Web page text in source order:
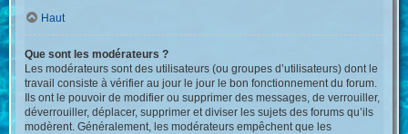
Haut
Que sont les modérateurs ?
Les modérateurs sont des utilisateurs (ou groupes d’utilisateurs) dont le
travail consiste à vérifier au jour le jour le bon fonctionnement du forum.
Ils ont le pouvoir de modifier ou supprimer des messages, de verrouiller,
déverrouiller, déplacer, supprimer et diviser les sujets des forums qu’ils
modèrent. Généralement, les modérateurs empêchent que les